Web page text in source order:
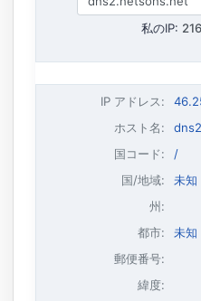
私のIP:
IP アドレス:
ホスト名:
国コード:
/
国/地域:
未知
州:
都市:
未知
郵便番号:
緯度: